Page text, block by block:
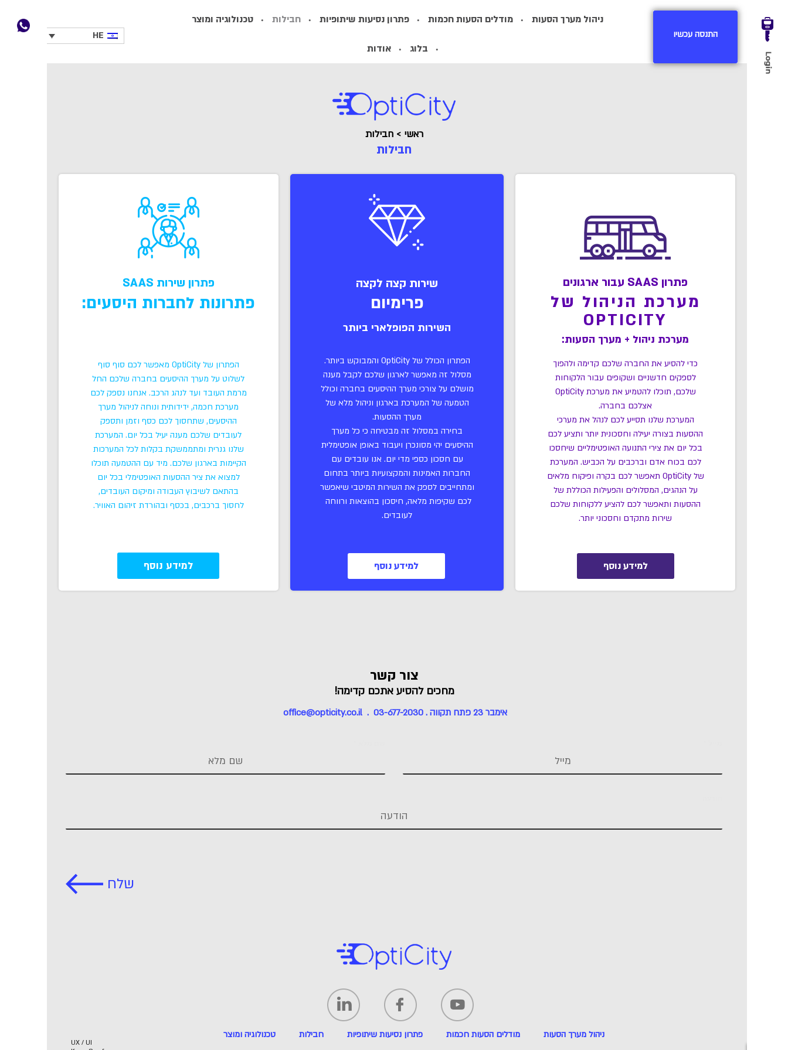
התנסה עכשיו
התנסה עכשיו
ניהול מערך הסעות מודלים הסעות חכמות פתרון נסיעות שיתופיות חבילות טכנולוגיה ומוצר
בלוג אודות
HE
ראשי >חבילות
חבילות
פתרון SAAS עבור ארגונים
מערכת הניהול של
OPTICITY
מערכת ניהול + מערך הסעות:
כדי להסיע את החברה שלכם קדימה ולהפוך
לספקים חדשניים ושקופים עבור הלקוחות
שלכם, תוכלו להטמיע את מערכת OptiCity
אצלכם בחברה.
המערכת שלנו תסייע לכם לנהל את מערכי
ההסעות בצורה יעילה וחסכונית יותר ותציע לכם
בכל יום את צירי התנועה האופטימליים שיחסכו
לכם בכוח אדם וברכבים על הכביש. המערכת
של OptiCity תאפשר לכם בקרה ופיקוח מלאים
על הנהגים, המסלולים והפעילות הכוללת של
ההסעות ותאפשר לכם להציע ללקוחות שלכם
שירות מתקדם וחסכוני יותר.
למידע נוסף
שירות קצה לקצה
פרימיום
השירות הפופלארי ביותר
הפתרון הכולל של OptiCity והמבוקש ביותר.
מסלול זה מאפשר לארגון שלכם לקבל מענה
מושלם על צורכי מערך ההיסעים בחברה וכולל
הטמעה של המערכת בארגון וניהול מלא של
מערך ההסעות.
בחירה במסלול זה מבטיחה כי כל מערך
ההיסעים יהי מסונכרן ויעבוד באופן אופטימלית
עם חסכון כספי מדי יום. אנו עובדים עם
החברות האמינות והמקצועיות ביותר בתחום
ומתחייבים לספק את השירות המיטבי שיאפשר
לכם שקיפות מלאה, חיסכון בהוצאות ורווחה
לעובדים.
למידע נוסף
פתרון שירות SAAS
פתרונות לחברות היסעים:
הפתרון של OptiCity מאפשר לכם סוף סוף
לשלוט על מערך ההיסעים בחברה שלכם החל
מרמת העובד ועד לנהג הרכב. אנחנו נספק לכם
מערכת חכמה, ידידותית ונוחה לניהול מערך
ההיסעים, שתחסוך לכם כסף וזמן ותספק
לעובדים שלכם מענה יעיל בכל יום. המערכת
שלנו גנרית ומתממשקת בקלות לכל המערכות
הקיימות בארגון שלכם. מיד עם ההטמעה תוכלו
למצוא את ציר ההסעות האופטימלי בכל יום
בהתאם לשיבוץ העבודה ומיקום העובדים,
לחסוך ברכבים, בכסף ובהורדת זיהום האוויר.
למידע נוסף
צור קשר
מחכים להסיע אתכם קדימה!
אימבר 23 פתח תקווה . office@opticity.co.il . 03-677-2030
שלח
ניהול מערך הסעות מודלים הסעות חכמות פתרון נסיעות שיתופיות חבילות טכנולוגיה ומוצר
UX / UI